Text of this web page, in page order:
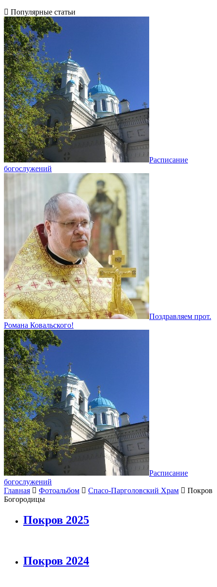
Популярные статьи
Расписание
богослужений
Поздравляем прот.
Романа Ковальского!
Расписание
богослужений
Главная
Фотоальбом Спасо-Парголовский Храм
Покров
Богородицы
Покров 2025
Покров 2024